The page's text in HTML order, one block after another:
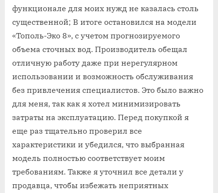
функционале для моих нужд не казалась столь
существенной; В итоге остановился на модели
«Тополь-Эко 8», с учетом прогнозируемого
объема сточных вод. Производитель обещал
отличную работу даже при нерегулярном
использовании и возможность обслуживания
без привлечения специалистов. Это было важно
для меня, так как я хотел минимизировать
затраты на эксплуатацию. Перед покупкой я
еще раз тщательно проверил все
характеристики и убедился, что выбранная
модель полностью соответствует моим
требованиям. Также я уточнил все детали у
продавца, чтобы избежать неприятных